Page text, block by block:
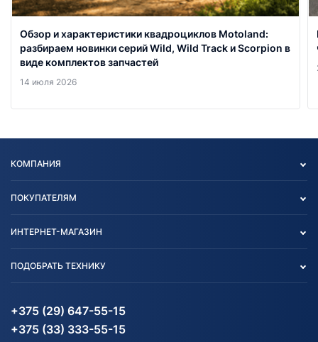
Обзор и характеристики квадроциклов Motoland:
разбираем новинки серий Wild, Wild Track и Scorpion в
виде комплектов запчастей
14 июля 2026
КОМПАНИЯ
Блог
Карта сайта
ПОКУПАТЕЛЯМ
Согласие на обработку
Информация до получения
согласия на обработку
ИНТЕРНЕТ-МАГАЗИН
Агротехника
Водный транспорт
Электротранспорт
ПОДОБРАТЬ ТЕХНИКУ
Агротехника
Электротранспорт
+375 (29) 647-55-15
+375 (33) 333-55-15